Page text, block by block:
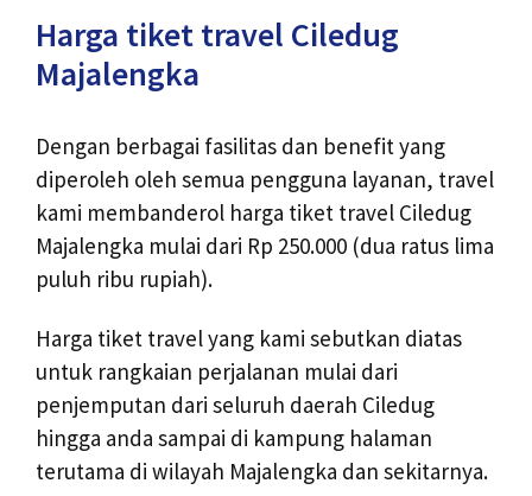
Harga tiket travel Ciledug
Majalengka
Dengan berbagai fasilitas dan benefit yang
diperoleh oleh semua pengguna layanan, travel
kami membanderol harga tiket travel Ciledug
Majalengka mulai dari Rp 250.000 (dua ratus lima
puluh ribu rupiah).
Harga tiket travel yang kami sebutkan diatas
untuk rangkaian perjalanan mulai dari
penjemputan dari seluruh daerah Ciledug
hingga anda sampai di kampung halaman
terutama di wilayah Majalengka dan sekitarnya.